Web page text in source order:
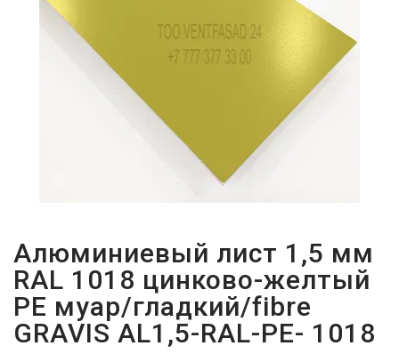
Алюминиевый лист 1,5 мм
RAL 1018 цинково-желтый
PE муар/гладкий/fibre
GRAVIS AL1,5-RAL-PE- 1018